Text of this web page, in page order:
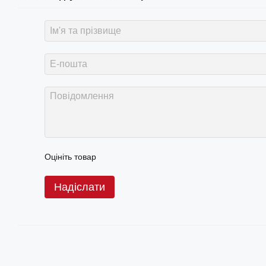
Оцініть товар
Надіслати